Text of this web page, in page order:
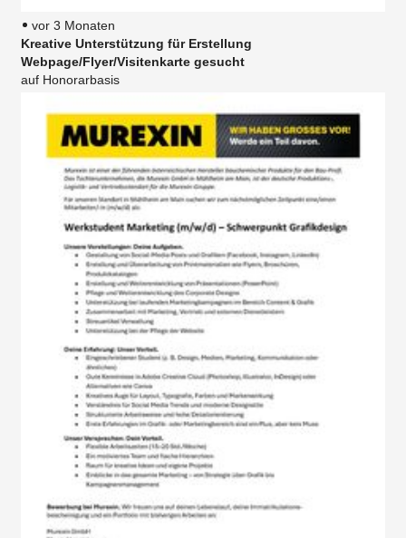
vor 3 Monaten
Kreative Unterstützung für Erstellung
Webpage/Flyer/Visitenkarte gesucht
auf Honorarbasis